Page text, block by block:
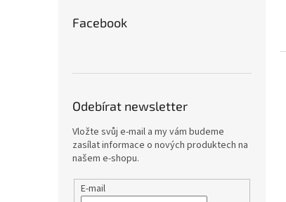
Facebook
Odebírat newsletter
Vložte svůj e-mail a my vám budeme
zasílat informace o nových produktech na
našem e-shopu.
E-mail